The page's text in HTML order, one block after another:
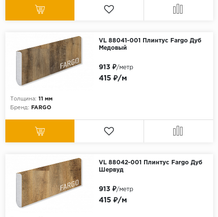
VL 88041-001 Плинтус Fargo Дуб
Медовый
Толщина: 11 мм
Бренд:
FARGO
415 ₽/м
913 ₽/метр
VL 88042-001 Плинтус Fargo Дуб
Шервуд
415 ₽/м
913 ₽/метр